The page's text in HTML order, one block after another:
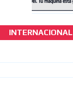
INTERNACIONAL